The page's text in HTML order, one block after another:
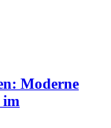
Moderne
im